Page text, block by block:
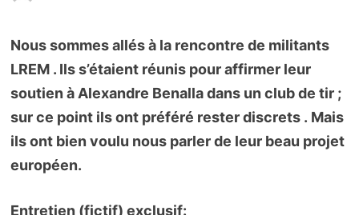
Nous sommes allés à la rencontre de militants
LREM . Ils s’étaient réunis pour affirmer leur
soutien à Alexandre Benalla dans un club de tir ;
sur ce point ils ont préféré rester discrets . Mais
ils ont bien voulu nous parler de leur beau projet
européen.
Entretien (fictif) exclusif: